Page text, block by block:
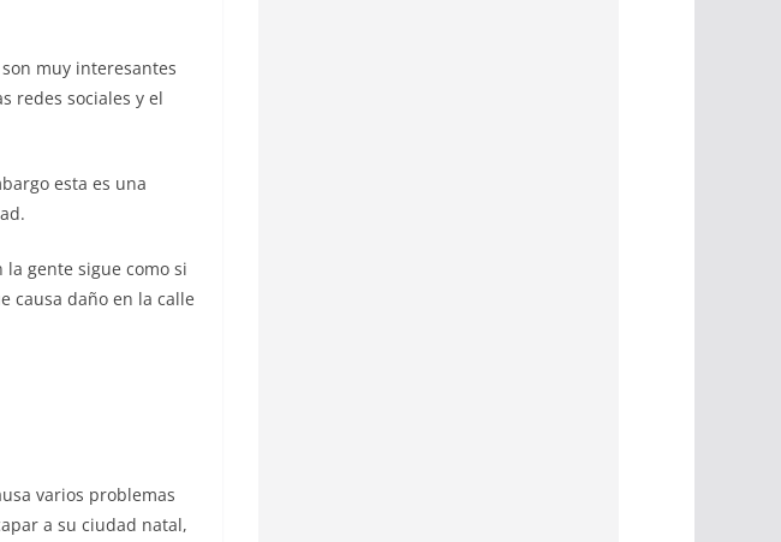
muy interesantes
redes sociales y el
esta es una
gente sigue como si
causa daño en la calle
varios problemas
a su ciudad natal,